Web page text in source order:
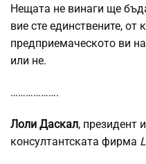
Нещата не винаги ще
вие сте единствените, от
предприемаческото ви
или не.
……………….
Лоли Даскал, президент
консултантската фирма